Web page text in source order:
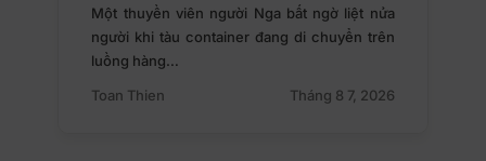
Một thuyền viên người Nga bất ngờ liệt nửa
người khi tàu container đang di chuyển trên
luồng hàng…
Toan Thien
Tháng 8 7, 2026